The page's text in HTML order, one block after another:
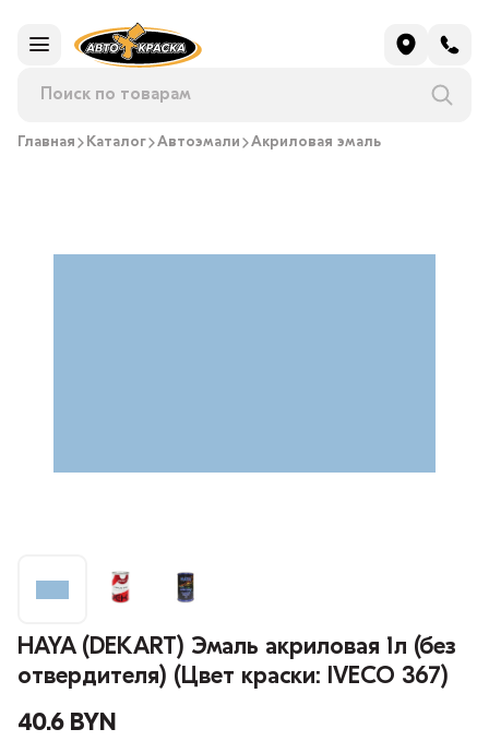
Главная Каталог Автоэмали Акриловая эмаль
HAYA (DEKART) Эмаль акриловая 1л (без
отвердителя) (Цвет краски: IVECO 367)
40.6 BYN